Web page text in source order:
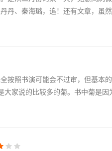
丹、秦海璐，追！还有文章，虽
按照书演可能会不过审，但基本
家说的比较多的菊。书中菊是